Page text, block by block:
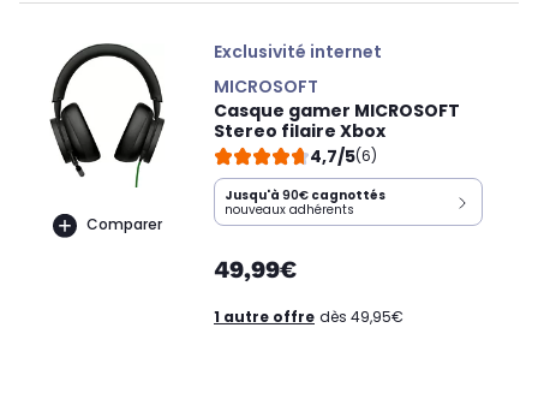
Comparer
Exclusivité internet
MICROSOFT
Casque gamer MICROSOFT
Stereo filaire Xbox
4,7/5(6)
Jusqu'à 90€ cagnottés
nouveaux adhérents
49,99€
1 autre offre dès 49,95€